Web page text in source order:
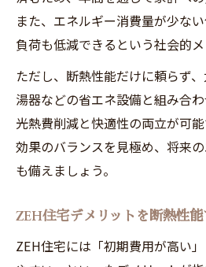
また、エネルギー消費量が少な
負荷も低減できるという社会的メ
ただし、断熱性能だけに頼らず
湯器などの省エネ設備と組み合
光熱費削減と快適性の両立が可
効果のバランスを見極め、将来
も備えましょう。
ZEH住宅デメリットを断熱性
ZEH住宅には「初期費用が高い